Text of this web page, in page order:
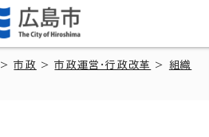
>市政 >市政運営・行政改革 > 組織